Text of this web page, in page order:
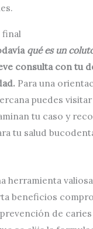
qué es un
consulta con tu
Para una
puedes
tu caso y
tu salud
herramienta
beneficios
de